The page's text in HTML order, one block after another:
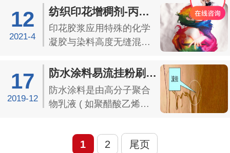
出现流挂问题，影响施工
效率...
及施工的需要，都需要对
涂料的流动性进行调节，
列如水性涂料在施工中，
常需要合适的粘度，以免
题，影响施工效率。所以
需要...
12
2021-4
纺织印花增稠剂-丙烯酸涂料胶浆增稠快
印花胶浆应用特殊的化学
凝胶与染料高度无缝混
类是丙烯酸酯类共聚物，
另一类是聚氨酯类，广泛
运用在制衣领域。印花胶
浆是由各种浆料+助剂组合
使用较多，在生产过程中
17
2019-12
防水涂料易流挂粉刷困难如何解决？加入防水涂...
防水涂料是由高分子聚合
物乳液 ( 如聚醋酸乙烯
胶乳液) 及各种添加剂复合
而成的具有防水且弹性好
1 2 尾页